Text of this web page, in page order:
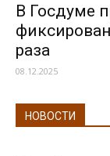
В Госдуме
раза
08.12.2025
НОВОСТИ